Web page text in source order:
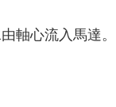
軸心流入馬達。